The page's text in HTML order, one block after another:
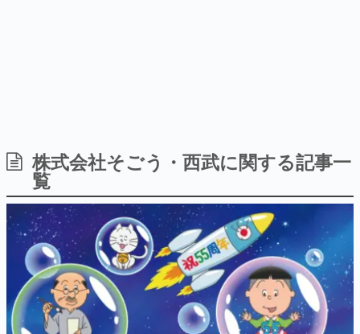
ゲーム開発者・hamatsu氏がゲームの魅力を画面や操作の
具体的な形から解き明かしていく、硬派で骨太な評論連載
ゲームが変えた日本語
「経験値」「裏技」「ラスボス」… ゲームにまつわる言葉
の起源や用法の変遷を、コンピューター文化史研究家・タ
イニーP氏が徹底調査。
カテゴリ
特集記事
株式会社そごう・西武に関する記事一
覧